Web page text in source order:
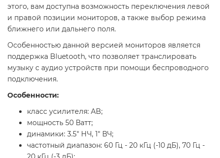
этого, вам доступна возможность переключения левой
и правой позиции мониторов, а также выбор режима
ближнего или дальнего поля.
Особенностью данной версией мониторов является
поддержка Bluetooth, что позволяет транслировать
музыку с аудио устройств при помощи беспроводного
подключения.
Особенности:
класс усилителя: AB;
мощность 50 Ватт;
динамики: 3.5" НЧ, 1" ВЧ;
частотный диапазон: 60 Гц - 20 кГц (-10 дБ), 70 Гц -